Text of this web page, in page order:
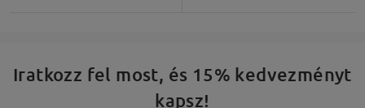
Iratkozz fel most, és 15% kedvezményt
kapsz!